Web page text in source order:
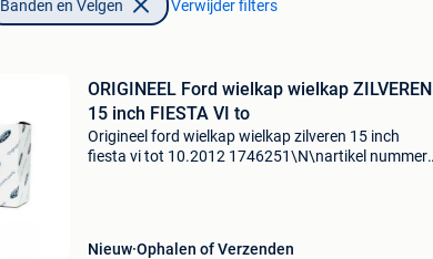
Banden en Velgen Verwijder filters
ORIGINEEL Ford wielkap wielkap ZILVEREN
15 inch FIESTA VI to
Origineel ford wielkap wielkap zilveren 15 inch
fiesta vi tot 10.2012 1746251\N\nartikel nummer:
Nieuw Ophalen of Verzenden